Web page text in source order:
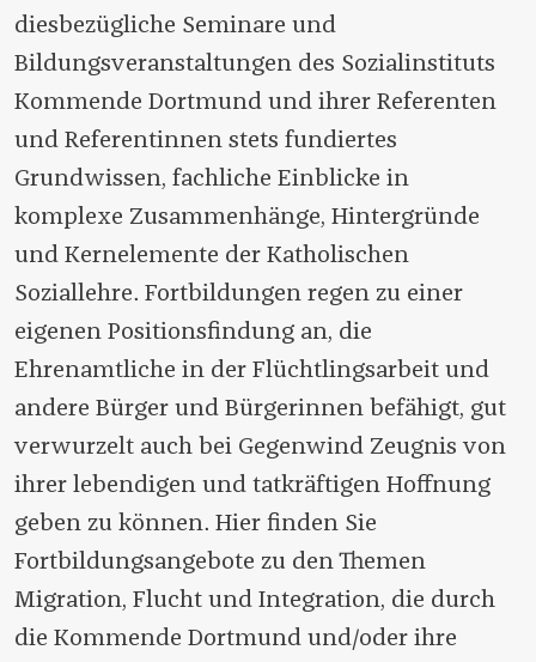
diesbezügliche Seminare und
Bildungsveranstaltungen des Sozialinstituts
Kommende Dortmund und ihrer Referenten
und Referentinnen stets fundiertes
Grundwissen, fachliche Einblicke in
komplexe Zusammenhänge, Hintergründe
und Kernelemente der Katholischen
Soziallehre. Fortbildungen regen zu einer
eigenen Positionsfindung an, die
Ehrenamtliche in der Flüchtlingsarbeit und
andere Bürger und Bürgerinnen befähigt, gut
verwurzelt auch bei Gegenwind Zeugnis von
ihrer lebendigen und tatkräftigen Hoffnung
geben zu können. Hier finden Sie
Fortbildungsangebote zu den Themen
Migration, Flucht und Integration, die durch
die Kommende Dortmund und/oder ihre